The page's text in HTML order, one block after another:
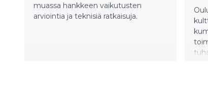
muassa hankkeen vaikutusten
arviointia ja teknisiä ratkaisuja.